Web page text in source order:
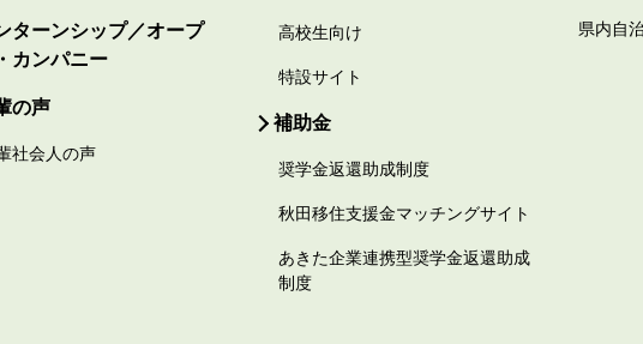
ターンシップ／オープ
カンパニー
の声
社会人の声
高校生向け
特設サイト
補助金
奨学金返還助成制度
秋田移住支援金マッチングサイト
あきた企業連携型奨学金返還助成
制度
県内自